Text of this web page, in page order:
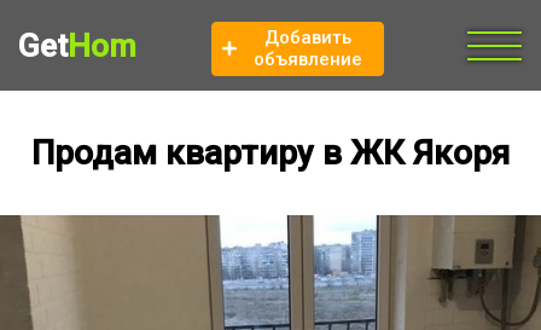
GetHom
Добавить
объявление
Продам квартиру в ЖК Якоря